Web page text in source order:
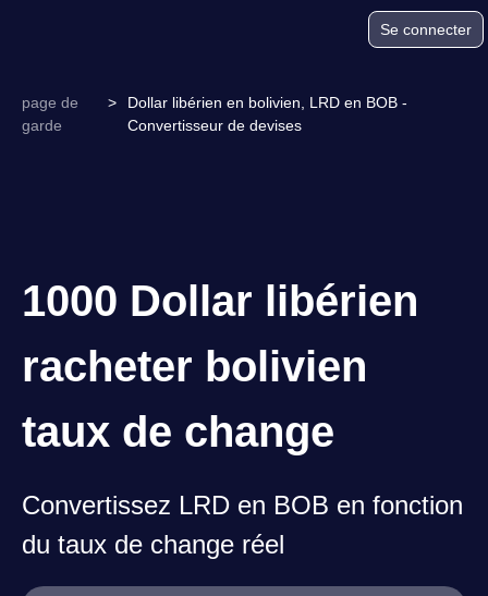
Se connecter
page de
garde
>
Dollar libérien en bolivien, LRD en BOB -
Convertisseur de devises
1000 Dollar libérien
racheter bolivien
taux de change
Convertissez LRD en BOB en fonction
du taux de change réel